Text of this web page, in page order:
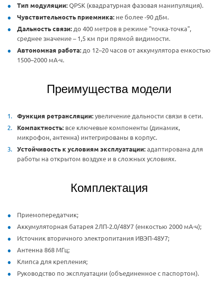
Тип модуляции:QPSK (квадратурная фазовая манипуляция).
Чувствительность приемника: не более -90 дБм.
Дальность связи: до 400 метров в режиме "точка-точка",
среднее значение – 1,5 км при прямой видимости.
Автономная работа: до 12–20 часов от аккумулятора емкостью
1500–2000 мА·ч.
Преимущества модели
Функция ретрансляции:увеличение дальности связи в сети.
Компактность: все ключевые компоненты (динамик,
микрофон, антенна) интегрированы в корпус.
Устойчивость к условиям эксплуатации:адаптирована для
работы на открытом воздухе и в сложных условиях.
Комплектация
Приемопередатчик;
Аккумуляторная батарея 2ЛП-2.0/48У7 (емкостью 2000 мА·ч);
Источник вторичного электропитания ИВЭП-48У7;
Антенна 868 МГц;
Клипса для крепления;
Руководство по эксплуатации (объединенное с паспортом).